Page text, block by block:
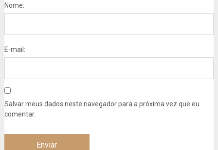
Nome:
E-mail:
Salvar meus dados neste navegador para a próxima vez que eu
comentar.